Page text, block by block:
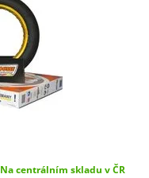
Na centrálním skladu v ČR